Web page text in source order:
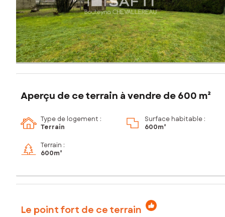
Aperçu de ce terrain à vendre de 600 m²
Type de logement :
Terrain
Surface habitable :
600m²
Terrain :
600m²
Le point fort de ce terrain